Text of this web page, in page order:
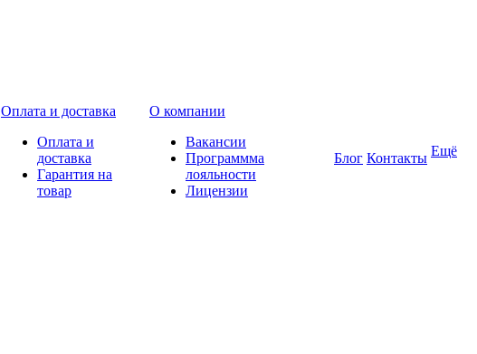
Оплата и доставка
Оплата и
доставка
Гарантия на
товар
О компании
Вакансии
Программма
лояльности
Лицензии
Блог Контакты Ещё